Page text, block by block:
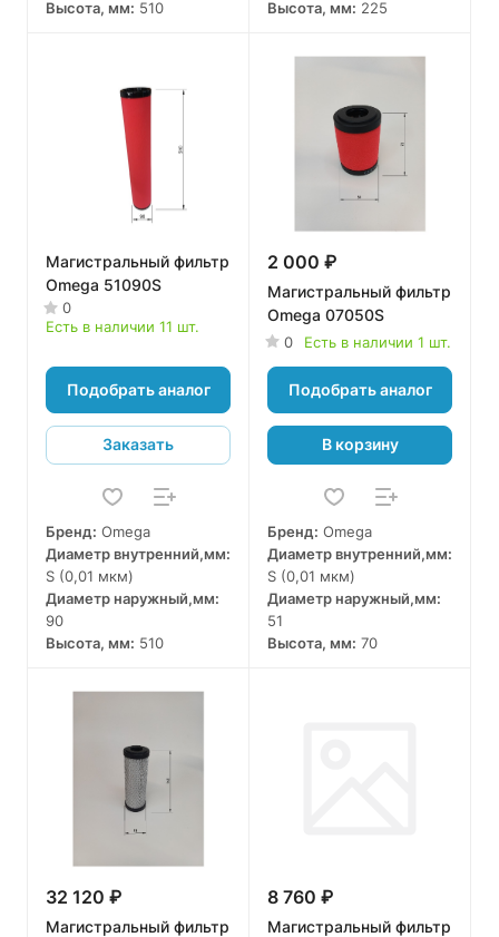
Высота, мм: 510 Высота, мм: 225
Магистральный фильтр
Omega 51090S
0
Есть в наличии 11 шт.
Подобрать аналог
Заказать
Бренд: Omega
Диаметр внутренний,мм:
S (0,01 мкм)
Диаметр наружный,мм:
90
Высота, мм: 510
2 000 ₽
Магистральный фильтр
Omega 07050S
0 Есть в наличии 1 шт.
Подобрать аналог
В корзину
Бренд: Omega
Диаметр внутренний,мм:
S (0,01 мкм)
Диаметр наружный,мм:
51
Высота, мм: 70
32 120 ₽
Магистральный фильтр
8 760 ₽
Магистральный фильтр